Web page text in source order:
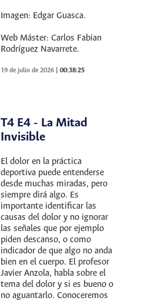
Imagen: Edgar Guasca.
Web Máster: Carlos Fabian
Rodríguez Navarrete.
19 de julio de 2026 |00:38:25
T4 E4 - La Mitad
Invisible
El dolor en la práctica
deportiva puede entenderse
desde muchas miradas, pero
siempre dirá algo. Es
importante identificar las
causas del dolor y no ignorar
las señales que por ejemplo
piden descanso, o como
indicador de que algo no anda
bien en el cuerpo. El profesor
Javier Anzola, habla sobre el
tema del dolor y si es bueno o
no aguantarlo. Conoceremos